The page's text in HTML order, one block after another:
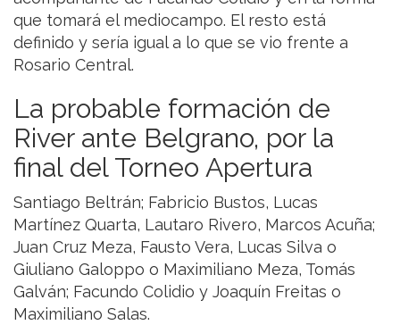
que tomará el mediocampo. El resto está
definido y sería igual a lo que se vio frente a
Rosario Central.
La probable formación de
River ante Belgrano, por la
final del Torneo Apertura
Santiago Beltrán; Fabricio Bustos, Lucas
Martínez Quarta, Lautaro Rivero, Marcos Acuña;
Juan Cruz Meza, Fausto Vera, Lucas Silva o
Giuliano Galoppo o Maximiliano Meza, Tomás
Galván; Facundo Colidio y Joaquín Freitas o
Maximiliano Salas.